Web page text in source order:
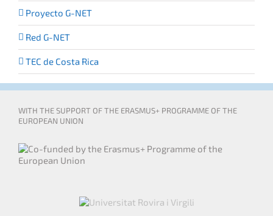
Proyecto G-NET
Red G-NET
TEC de Costa Rica
WITH THE SUPPORT OF THE ERASMUS+ PROGRAMME OF THE
EUROPEAN UNION